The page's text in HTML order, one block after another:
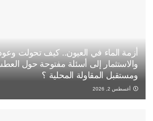
أزمة الماء في العيون.. كيف تحولت وعود
والاستثمار إلى أسئلة مفتوحة حول
ومستقبل المقاولة المحلية ؟
أغسطس 2, 2026